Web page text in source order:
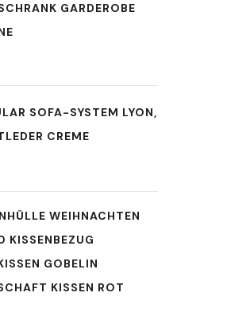
GARDEROBE S
SOFA-SYSTEM LYON,
CREME
WEIHNACHTEN
KISSENBEZUG
GOBELIN
KISSEN ROT